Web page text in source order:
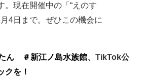
。現在開催中の「“えのす
月 4日まで。 ぜひこの機会に
ん ＃新江ノ島水族館、 TikTok公
クを！